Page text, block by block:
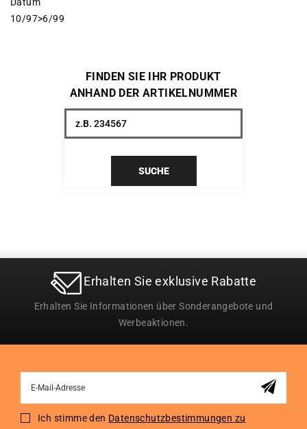
10/97>6/99
FINDEN SIE IHR PRODUKT
ANHAND DER ARTIKELNUMMER
SUCHE
Erhalten Sie exklusive Rabatte
Erhalten Sie Informationen über Sonderangebote und
Werbeaktionen.
for
Ich stimme den Datenschutzbestimmungen zu